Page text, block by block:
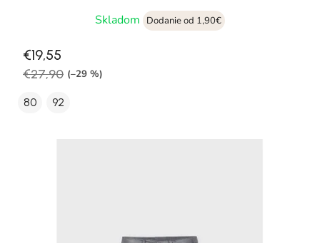
Skladom Dodanie od 1,90€
€19,55
€27,90 (–29 %)
80 92